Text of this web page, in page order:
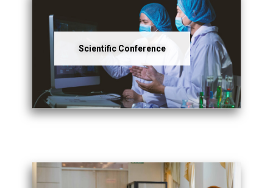
Scientific Conference